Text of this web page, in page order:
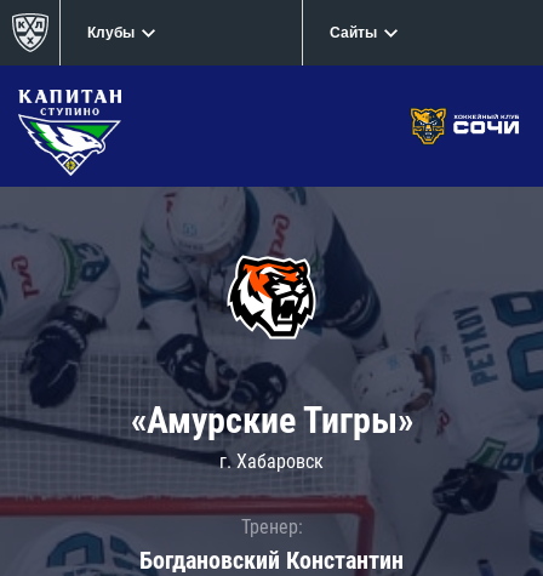
Клубы Сайты
«Амурские Тигры»
г. Хабаровск
Тренер:
Богдановский Константин